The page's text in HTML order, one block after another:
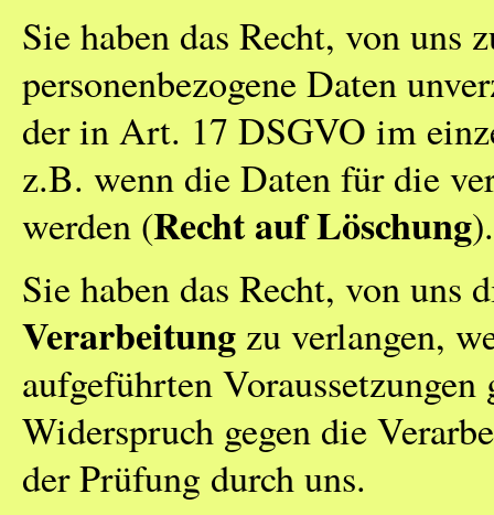
Sie haben das Recht, von uns
personenbezogene Daten
der in Art. 17 DSGVO im
z.B. wenn die Daten für die
werden (Recht auf Löschung).
Sie haben das Recht, von uns
Verarbeitungzu verlangen,
aufgeführten
Widerspruch gegen die
der Prüfung durch uns.